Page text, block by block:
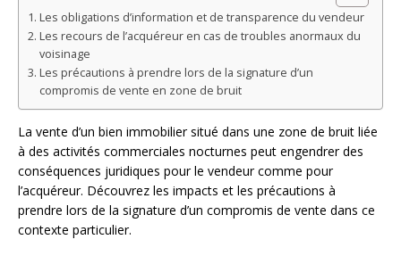
Les obligations d’information et de transparence du vendeur
Les recours de l’acquéreur en cas de troubles anormaux du
voisinage
Les précautions à prendre lors de la signature d’un
compromis de vente en zone de bruit
La vente d’un bien immobilier situé dans une zone de bruit liée
à des activités commerciales nocturnes peut engendrer des
conséquences juridiques pour le vendeur comme pour
l’acquéreur. Découvrez les impacts et les précautions à
prendre lors de la signature d’un compromis de vente dans ce
contexte particulier.